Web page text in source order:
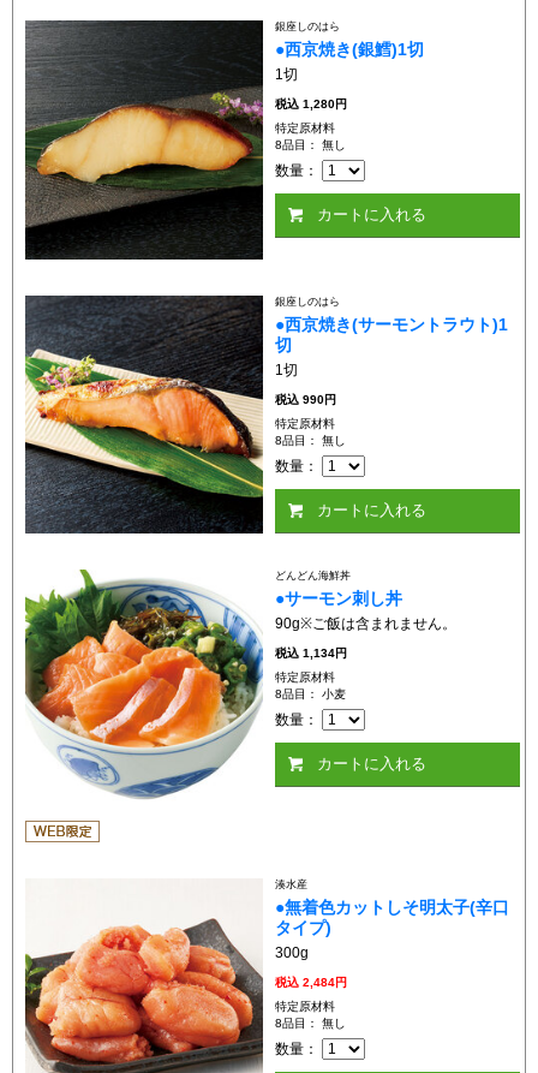
銀座しのはら
●西京焼き(銀鱈)1切
1切
税込1,280円
特定原材料
8品目： 無し
数量：
カートに入れる
銀座しのはら
●西京焼き(サーモントラウト)1
切
1切
税込990円
特定原材料
8品目： 無し
数量：
カートに入れる
どんどん海鮮丼
●サーモン刺し丼
90g※ご飯は含まれません。
税込1,134円
特定原材料
8品目： 小麦
数量：
カートに入れる
湊水産
●無着色カットしそ明太子(辛口
タイプ)
300g
税込2,484円
特定原材料
8品目： 無し
数量：